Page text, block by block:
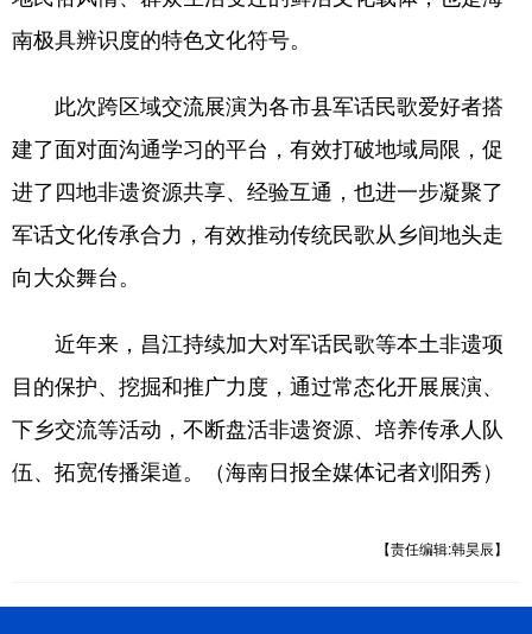
南极具辨识度的特色文化符号。
此次跨区域交流展演为各市县军话民歌爱好者搭
建了面对面沟通学习的平台，有效打破地域局限，促
进了四地非遗资源共享、经验互通，也进一步凝聚了
军话文化传承合力，有效推动传统民歌从乡间地头走
向大众舞台。
近年来，昌江持续加大对军话民歌等本土非遗项
目的保护、挖掘和推广力度，通过常态化开展展演、
下乡交流等活动，不断盘活非遗资源、培养传承人队
伍、拓宽传播渠道。（海南日报全媒体记者刘阳秀）
【责任编辑:韩昊辰】